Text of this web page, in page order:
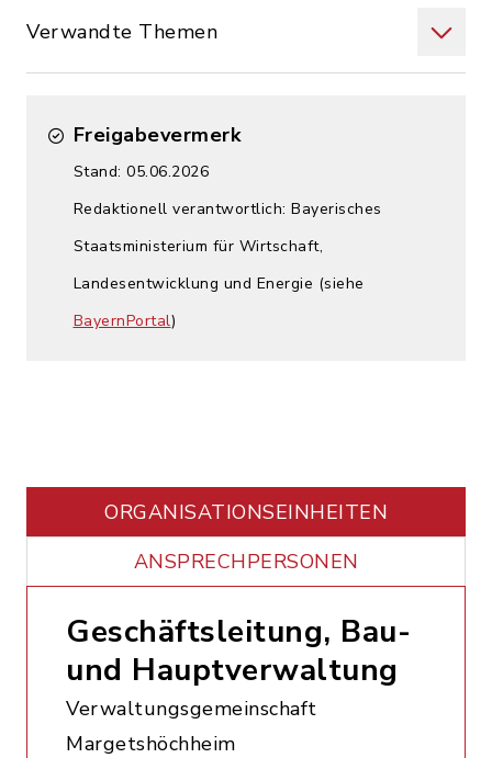
Verwandte Themen
Freigabevermerk
Stand: 05.06.2026
Redaktionell verantwortlich: Bayerisches
Staatsministerium für Wirtschaft,
Landesentwicklung und Energie (siehe
BayernPortal)
ORGANISATIONS­EINHEITEN
ANSPRECHPERSONEN
Geschäftsleitung, Bau-
und Hauptverwaltung
Verwaltungsgemeinschaft
Margetshöchheim